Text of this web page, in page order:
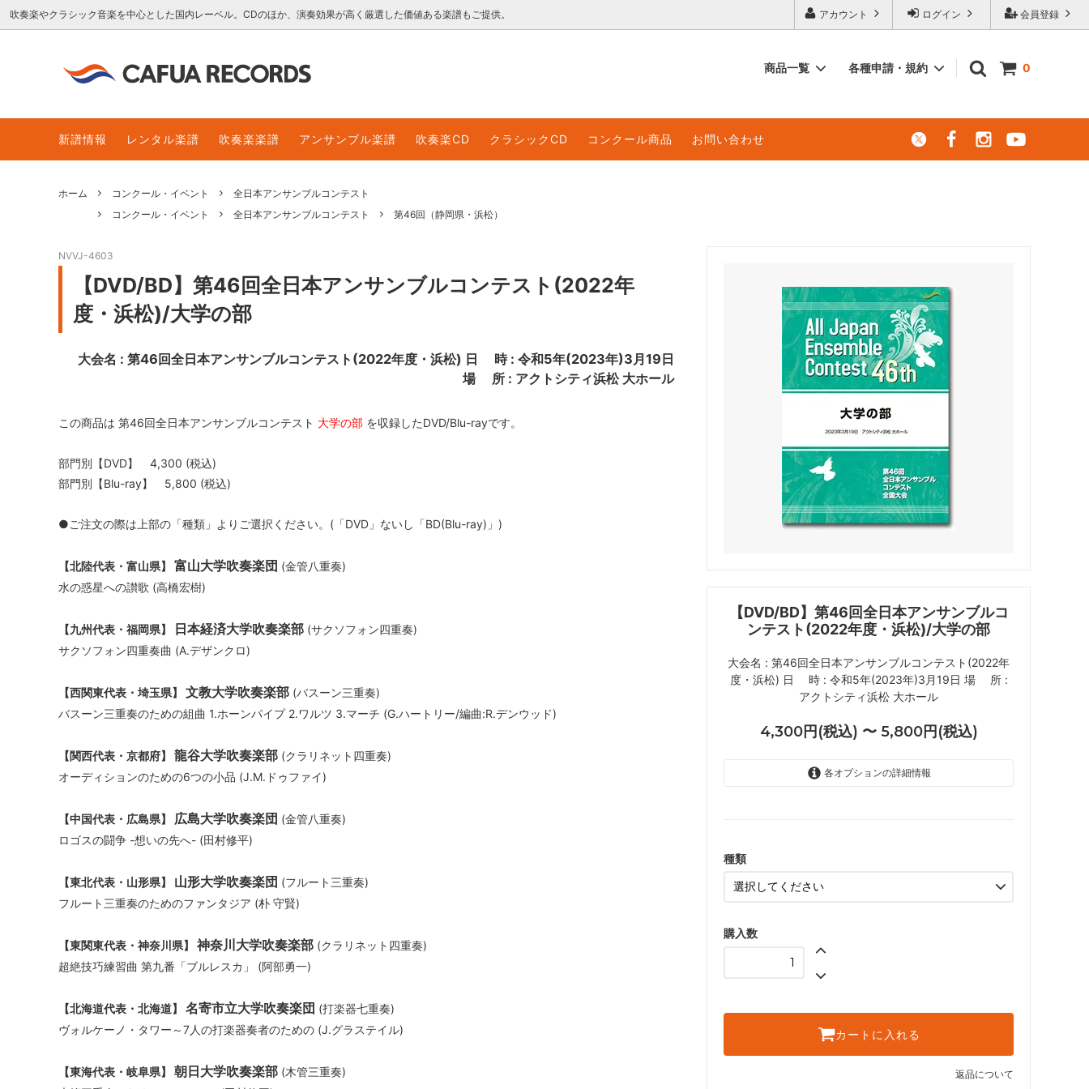
会員登録
ログイン
アカウント
吹奏楽やクラシック音楽を中心とした国内レーベル。CDのほか、演奏効果が高く厳選した価値ある楽譜もご提供。
0
商品一覧
吹奏楽CD クラシックCD コンクール・イベント レンタル楽譜
各種申請・規約
for overseas customers レンタル楽譜のご利用について レンタル楽譜利用規約 エレクトーン（電子オルガン）での演奏
新譜情報 レンタル楽譜 吹奏楽楽譜 アンサンブル楽譜 吹奏楽CD クラシックCD コンクール商品 お問い合わせ
ホーム コンクール・イベント
全日本アンサンブルコンテスト
コンクール・イベント
全日本アンサンブルコンテスト 第46回（静岡県・浜松）
【DVD/BD】第46回全日本アンサンブルコ
ンテスト(2022年度・浜松)/大学の部
大会名 : 第46回全日本アンサンブルコンテスト(2022年
度・浜松) 日 時 : 令和5年(2023年)3月19日 場 所 :
アクトシティ浜松 大ホール
4,300円(税込) 〜 5,800円(税込)
各オプションの詳細情報
種類
購入数
カートに入れる
返品について
NVVJ-4603
【DVD/BD】第46回全日本アンサンブルコンテスト(2022年
度・浜松)/大学の部
大会名 : 第46回全日本アンサンブルコンテスト(2022年度・浜松) 日 時 : 令和5年(2023年)3月19日
場 所 : アクトシティ浜松 大ホール
この商品は 第46回全日本アンサンブルコンテスト 大学の部 を収録したDVD/Blu-rayです。
部門別【DVD】 4,300 (税込)
部門別【Blu-ray】 5,800 (税込)
●ご注文の際は上部の「種類」よりご選択ください。(「DVD」ないし「BD(Blu-ray)」)
【北陸代表・富山県】 富山大学吹奏楽団 (金管八重奏)
水の惑星への讃歌 (高橋宏樹)
【九州代表・福岡県】 日本経済大学吹奏楽部 (サクソフォン四重奏)
サクソフォン四重奏曲 (A.デザンクロ)
【西関東代表・埼玉県】 文教大学吹奏楽部 (バスーン三重奏)
バスーン三重奏のための組曲 1.ホーンパイプ 2.ワルツ 3.マーチ (G.ハートリー/編曲:R.デンウッド)
【関西代表・京都府】 龍谷大学吹奏楽部 (クラリネット四重奏)
オーディションのための6つの小品 (J.M.ドゥファイ)
【中国代表・広島県】 広島大学吹奏楽団 (金管八重奏)
ロゴスの闘争 -想いの先へ- (田村修平)
【東北代表・山形県】 山形大学吹奏楽団 (フルート三重奏)
フルート三重奏のためのファンタジア (朴 守賢)
【東関東代表・神奈川県】 神奈川大学吹奏楽部 (クラリネット四重奏)
超絶技巧練習曲 第九番「ブルレスカ」 (阿部勇一)
【北海道代表・北海道】 名寄市立大学吹奏楽団 (打楽器七重奏)
ヴォルケーノ・タワー～7人の打楽器奏者のための (J.グラステイル)
【東海代表・岐阜県】 朝日大学吹奏楽部 (木管三重奏)